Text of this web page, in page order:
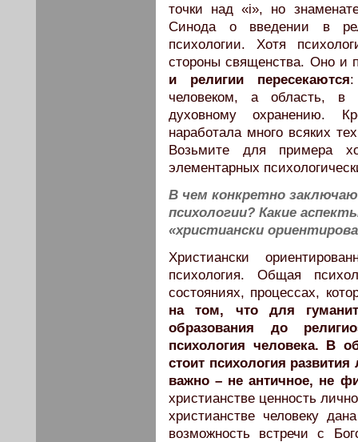
точки над «i», но
Синода о введении в
психологии. Хотя
стороны священства. Оно и
и религии пересекаются:
человеком, а область, в
духовному охранению.
наработала много всяких
Возьмите для примера
элементарных
В чем конкретно
психологии? Какие
«христиански
Христиански
психология. Общая
состояниях, процессах,
на том, что для
образования до
психология человека. В
стоит психология
важно – не античное, не
христианстве ценность
христианстве человеку
возможность встречи с